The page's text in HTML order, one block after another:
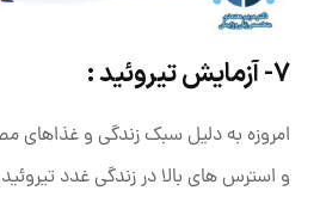
7- آزمایش تیروئید :
امروزه به دلیل سبک زندگی و
و استرس های بالا در زندگی غدد